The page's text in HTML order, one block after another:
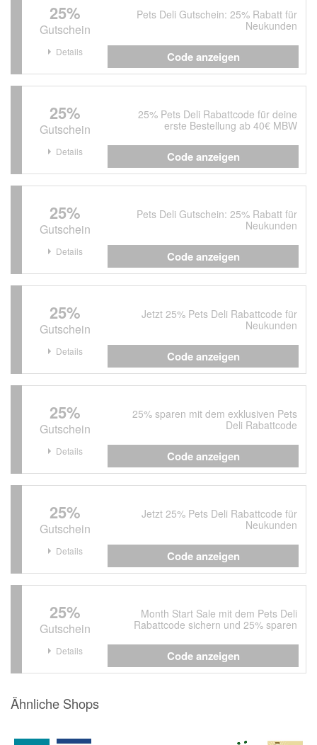
25%
Gutschein
Pets Deli Gutschein: 25% Rabatt für
Neukunden
Details Code anzeigen
25%
Gutschein
25% Pets Deli Rabattcode für deine
erste Bestellung ab 40€ MBW
Details Code anzeigen
25%
Gutschein
Pets Deli Gutschein: 25% Rabatt für
Neukunden
Details Code anzeigen
25%
Gutschein
Jetzt 25% Pets Deli Rabattcode für
Neukunden
Details Code anzeigen
25%
Gutschein
25% sparen mit dem exklusiven Pets
Deli Rabattcode
Details Code anzeigen
25%
Gutschein
Jetzt 25% Pets Deli Rabattcode für
Neukunden
Details Code anzeigen
25%
Gutschein
Month Start Sale mit dem Pets Deli
Rabattcode sichern und 25% sparen
Details Code anzeigen
Ähnliche Shops